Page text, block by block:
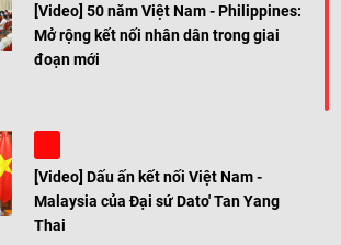
[Video] 50 năm Việt Nam - Philippines:
Mở rộng kết nối nhân dân trong giai
đoạn mới
[Video] Dấu ấn kết nối Việt Nam -
Malaysia của Đại sứ Dato' Tan Yang
Thai